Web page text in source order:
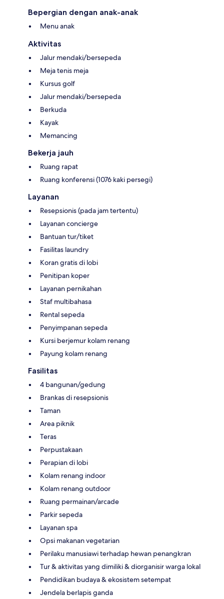
Bepergian dengan anak-anak
Menu anak
Aktivitas
Jalur mendaki/bersepeda
Meja tenis meja
Kursus golf
Jalur mendaki/bersepeda
Berkuda
Kayak
Memancing
Bekerja jauh
Ruang rapat
Ruang konferensi (1076 kaki persegi)
Layanan
Resepsionis (pada jam tertentu)
Layanan concierge
Bantuan tur/tiket
Fasilitas laundry
Koran gratis di lobi
Penitipan koper
Layanan pernikahan
Staf multibahasa
Rental sepeda
Penyimpanan sepeda
Kursi berjemur kolam renang
Payung kolam renang
Fasilitas
4 bangunan/gedung
Brankas di resepsionis
Taman
Area piknik
Teras
Perpustakaan
Perapian di lobi
Kolam renang indoor
Kolam renang outdoor
Ruang permainan/arcade
Parkir sepeda
Layanan spa
Opsi makanan vegetarian
Perilaku manusiawi terhadap hewan penangkran
Tur & aktivitas yang dimiliki & diorganisir warga lokal
Pendidikan budaya & ekosistem setempat
Jendela berlapis ganda